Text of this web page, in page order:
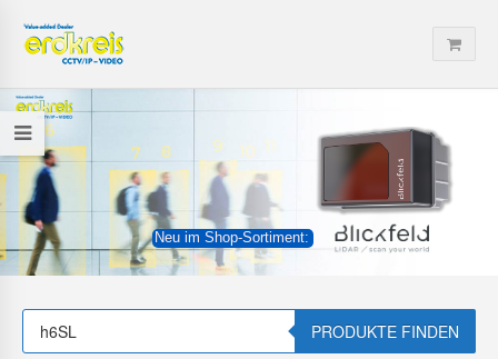
Neu im Shop-Sortiment:
P
o
PRODUKTE FINDEN